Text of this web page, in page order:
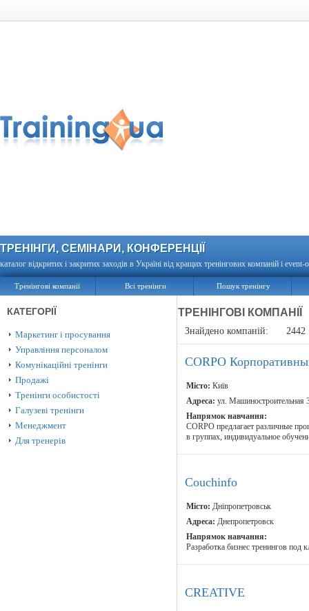
ТРЕНІНГИ, СЕМІНАРИ, КОНФЕРЕНЦІЇ
каталог відкритих і закритих заходів в Україні від кращих тренінгових компаній і event-
Тренінгові компанії Всі тренінги Пошук тренінгу
КАТЕГОРІЇ
Маркетинг і просування
Управління персоналом
Комунікаційні тренінги
Продажі
Тренінги особистості
Галузеві тренінги
Менеджмент
Для тренерів
ТРЕНІНГОВІ КОМПАНІЇ
Знайдено компаній: 2442
CORPO
Місто: Київ
Адреса: ул. Машиностроительная
Напрямок навчання:
CORPO предлагает различные
в группах, индивидуальное
Couchinfo
Місто: Дніпропетровськ
Адреса: Днепропетровск
Напрямок навчання:
Разработка бизнес тренингов под
CREATIVE